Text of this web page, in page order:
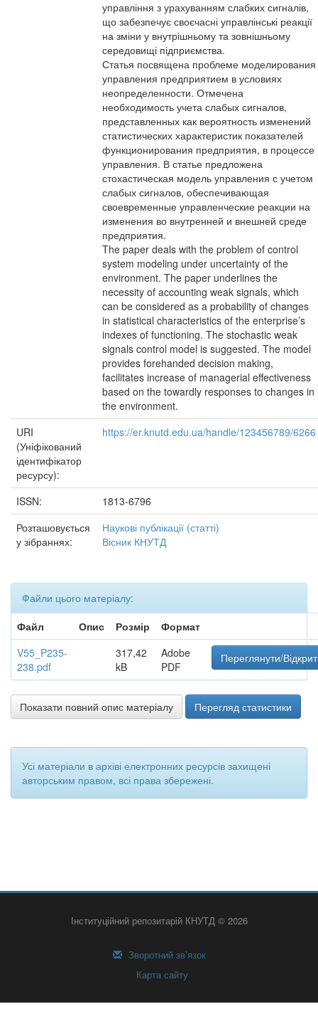
управління з урахуванням слабких сигналів,
що забезпечує своєчасні управлінські реакції
на зміни у внутрішньому та зовнішньому
середовищі підприємства.
Статья посвящена проблеме моделирования
управления предприятием в условиях
неопределенности. Отмечена
необходимость учета слабых сигналов,
представленных как вероятность изменений
статистических характеристик показателей
функционирования предприятия, в процессе
управления. В статье предложена
стохастическая модель управления с учетом
слабых сигналов, обеспечивающая
своевременные управленческие реакции на
изменения во внутренней и внешней среде
предприятия.
The paper deals with the problem of control
system modeling under uncertainty of the
environment. The paper underlines the
necessity of accounting weak signals, which
can be considered as a probability of changes
in statistical characteristics of the enterprise’s
indexes of functioning. The stochastic weak
signals control model is suggested. The model
provides forehanded decision making,
facilitates increase of managerial effectiveness
based on the towardly responses to changes in
the environment.
URI
(Уніфікований
ідентифікатор
ресурсу):
https://er.knutd.edu.ua/handle/123456789/6266
ISSN:
1813-6796
Розташовується
у зібраннях:
Наукові публікації (статті)
Вісник КНУТД
Файли цього матеріалу:
Файл
Опис Розмір
Формат
V55_P235-
238.pdf
317,42
kB
Adobe
PDF
Переглянути/
Показати повний опис матеріалу Перегляд статистики
Усі матеріали в архіві електронних ресурсів захищені
авторським правом, всі права збережені.
Інституційний репозитарій КНУТД © 2026
Зворотний зв’язок
Карта сайту